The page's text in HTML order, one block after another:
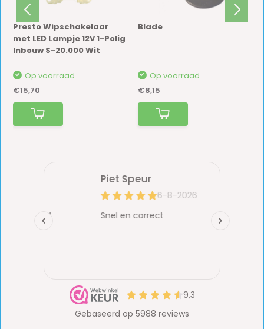
Presto Wipschakelaar
met LED Lampje 12V 1-Polig
Inbouw S-20.000 Wit
Op voorraad
€15,70
Blade
Op voorraad
€8,15